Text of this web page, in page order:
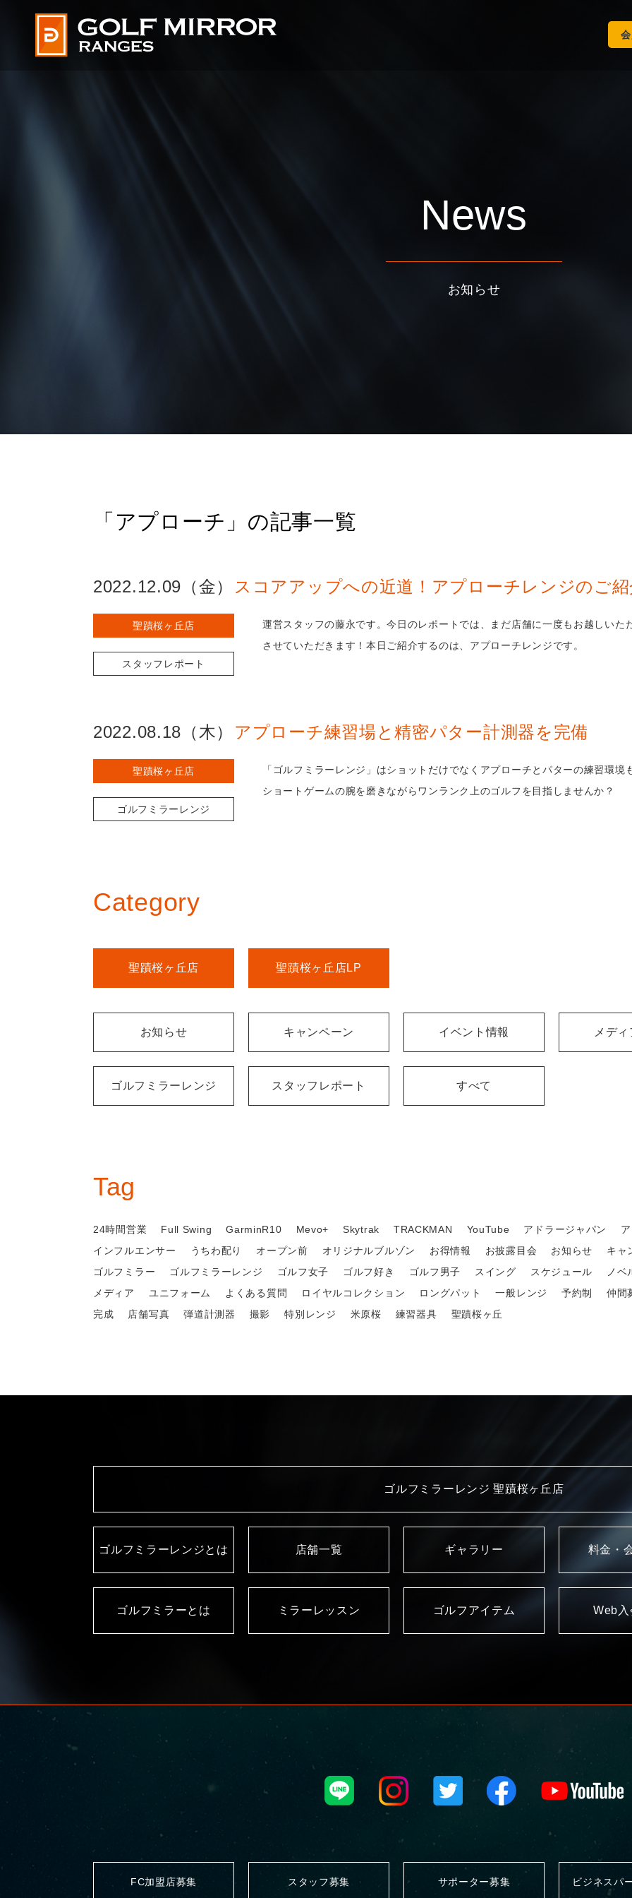
News
お知らせ
「アプローチ」の記事一覧
2022.12.09（金） スコアアップへの近道！アプローチレンジのご紹
聖蹟桜ヶ丘店
スタッフレポート
運営スタッフの藤永です。今日のレポートでは、まだ店舗に一度もお越しいた
させていただきます！本日ご紹介するのは、アプローチレンジです。
2022.08.18（木） アプローチ練習場と精密パター計測器を完備
聖蹟桜ヶ丘店
ゴルフミラーレンジ
「ゴルフミラーレンジ」はショットだけでなくアプローチとパターの練習環境
ショートゲームの腕を磨きながらワンランク上のゴルフを目指しませんか？
Category
聖蹟桜ヶ丘店 聖蹟桜ヶ丘店LP
お知らせ キャンペーン イベント情報 メデ
ゴルフミラーレンジ スタッフレポート すべて
Tag
24時間営業 Full Swing GarminR10 Mevo+ Skytrak TRACKMAN YouTube アドラージャパン
インフルエンサー
うちわ配り オープン前 オリジナルブルゾン お得情報 お披露目会 お知らせ キャ
ゴルフミラー
ゴルフミラーレンジ ゴルフ女子 ゴルフ好き ゴルフ男子 スイング スケジュール ノベ
メディア
ユニフォーム よくある質問 ロイヤルコレクション ロングパット 一般レンジ 予約制 仲間
完成
店舗写真 弾道計測器 撮影 特別レンジ 米原桜 練習器具 聖蹟桜ヶ丘
ゴルフミラーレンジ 聖蹟桜ヶ丘店
ゴルフミラーレンジとは 店舗一覧 ギャラリー 料金・
ゴルフミラーとは ミラーレッスン ゴルフアイテム Web入
FC加盟店募集 スタッフ募集 サポーター募集 ビジネスパ